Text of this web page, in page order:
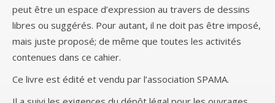
peut être un espace d’expression au travers de dessins
libres ou suggérés. Pour autant, il ne doit pas être imposé,
mais juste proposé; de même que toutes les activités
contenues dans ce cahier.
Ce livre est édité et vendu par l’association SPAMA.